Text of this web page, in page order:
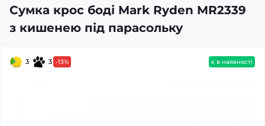
Сумка крос боді Mark Ryden MR2339
з кишенею під парасольку
3 3 -13% є в наявності